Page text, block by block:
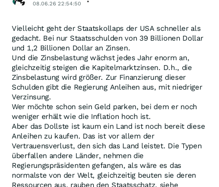
08.06.26 22:54:50
Vielleicht geht der Staatskollaps der USA schneller als
gedacht. Bei nur Staatsschulden von 39 Billionen Dollar
und 1,2 Billionen Dollar an Zinsen.
Und die Zinsbelastung wächst jedes Jahr enorm an,
gleichzeitig steigen die Kapitelmarktzinsen. D.h., die
Zinsbelastung wird größer. Zur Finanzierung dieser
Schulden gibt die Regierung Anleihen aus, mit niedriger
Verzinsung.
Wer möchte schon sein Geld parken, bei dem er noch
weniger erhält wie die Inflation hoch ist.
Aber das Dollste ist kaum ein Land ist noch bereit diese
Anleihen zu kaufen. Das ist vor allem der
Vertrauensverlust, den sich das Land leistet. Die Typen
überfallen andere Länder, nehmen die
Regierungspräsidenten gefangen, als wäre es das
normalste von der Welt, gleichzeitig beuten sie deren
Ressourcen aus, rauben den Staatsschatz, siehe